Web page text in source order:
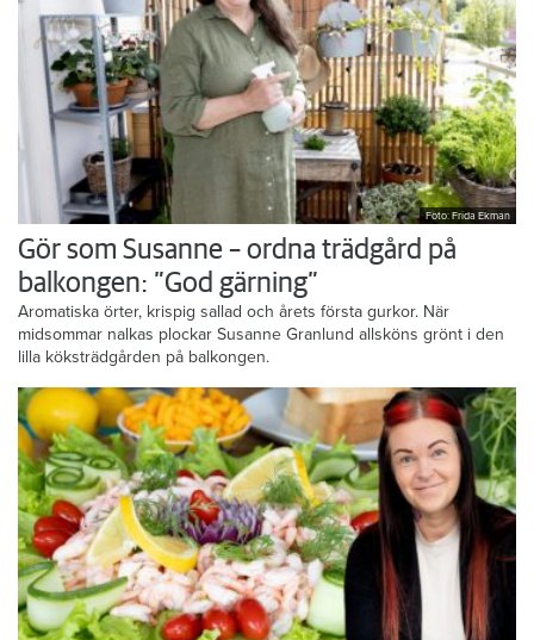
Foto: Frida Ekman
Gör som Susanne – ordna trädgård på
balkongen: ”God gärning”
Aromatiska örter, krispig sallad och årets första gurkor. När
midsommar nalkas plockar Susanne Granlund allsköns grönt i den
lilla köksträdgården på balkongen.